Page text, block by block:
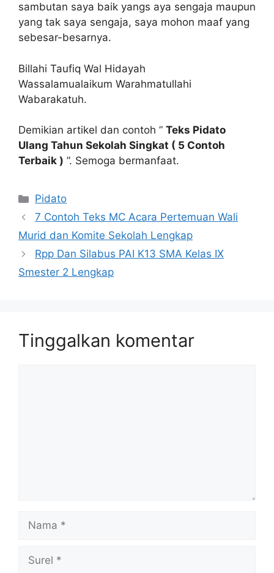
sambutan saya baik yangs aya sengaja maupun
yang tak saya sengaja, saya mohon maaf yang
sebesar-besarnya.
Billahi Taufiq Wal Hidayah
Wassalamualaikum Warahmatullahi
Wabarakatuh.
Demikian artikel dan contoh ” Teks Pidato
Ulang Tahun Sekolah Singkat ( 5 Contoh
Terbaik ) ”. Semoga bermanfaat.
Kategori
Pidato
7 Contoh Teks MC Acara Pertemuan Wali
Murid dan Komite Sekolah Lengkap
Rpp Dan Silabus PAI K13 SMA Kelas IX
Smester 2 Lengkap
Tinggalkan komentar
Nama
Surel